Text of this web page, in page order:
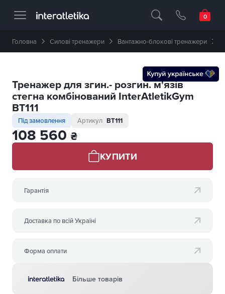
Професійне спортивне обладнання
Головна Силові тренажери Вантажно-блокові тренажери
Тренажер для згин.- розгин. м'язів
стегна комбінований InterAtletikGym
BT111
Під замовлення Артикул BT111
108 560 ₴
КУПИТИ
Гарантія
Доставка по всій Україні
Форма оплати
Більше товарів